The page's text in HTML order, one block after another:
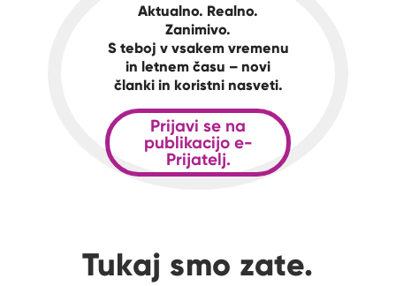
Aktualno. Realno.
Zanimivo.
S teboj v vsakem vremenu
in letnem času – novi
članki in koristni nasveti.
Prijavi se na
publikacijo e-
Prijatelj.
Tukaj smo zate.